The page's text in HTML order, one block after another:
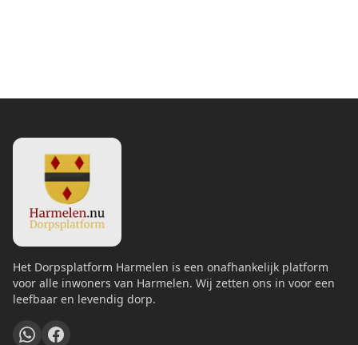
Het Dorpsplatform Harmelen is een onafhankelijk platform
voor alle inwoners van Harmelen. Wij zetten ons in voor een
leefbaar en levendig dorp.